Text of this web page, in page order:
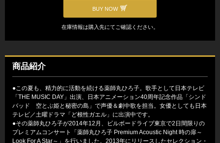
BUY NOW
在庫情報は購入先にてご確認ください。
商品紹介
●この夏も、精力的に活動を続ける薬師丸ひろ子。歌手として日本テレビ
「THE MUSIC DAY」出演、日本アニメーション40周年記念作品「シンド
バッド 空とぶ姫と秘密の島」で声優＆劇中歌を担当。女優としても日本
テレビ／土曜ドラマ「ど根性ガエル」に出演中です。
●その薬師丸ひろ子が2014年12月、ビルボードライブ東京で2日間限りの
プレミアムコンサート「薬師丸ひろ子 Premium Acoustic Night 時の扉～
Look For A Star～」を行いました。2013年にリリースしたセレクション・